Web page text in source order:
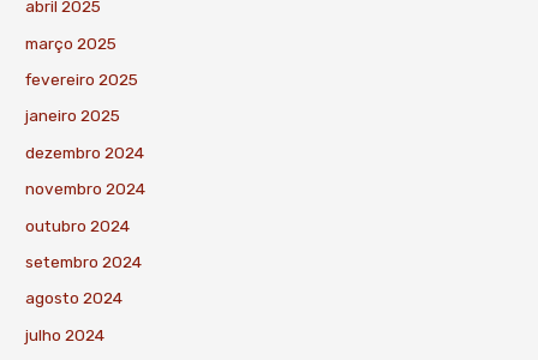
abril 2025
março 2025
fevereiro 2025
janeiro 2025
dezembro 2024
novembro 2024
outubro 2024
setembro 2024
agosto 2024
julho 2024